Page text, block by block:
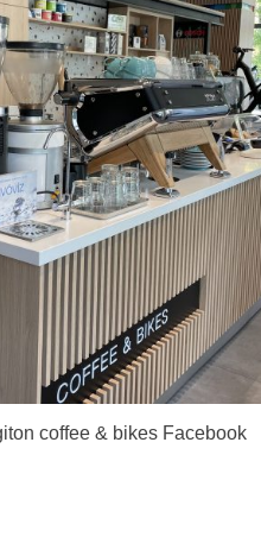
coffee & bikes Facebook